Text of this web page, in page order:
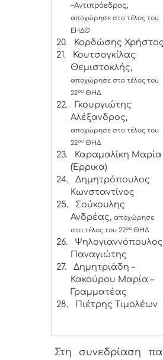
–Αντιπρόεδρος,
αποχώρησε στο τέλος του
ΕΗΔΘ
20.
Κορδώσης Χρήστος
21.
Κουτσογκίλας
Θεμιστοκλής,
αποχώρησε στο τέλος του
22ουΘΗΔ
22.
Γκουργιώτης
Αλέξανδρος,
αποχώρησε στο τέλος του
22ουΘΗΔ
23.
Καραμαλίκη Μαρία
(Έρρικα)
24.
Δημητρόπουλος
Κωνσταντίνος
25.
Σούκουλης
Ανδρέας, αποχώρησε
στο τέλος του 22ουΘΗΔ
26.
Ψηλογιαννόπουλος
Παναγιώτης
27.
Δημητριάδη –
Κακούρου Μαρία –
Γραμματέας
28.
Πιέτρης Τιμολέων
Στη συνεδρίαση